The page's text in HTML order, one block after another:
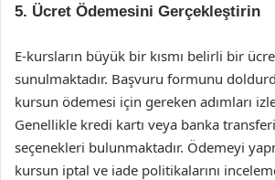
5. Ücret Ödemesini Gerçekleştirin
E-kursların büyük bir kısmı belirli bir
sunulmaktadır. Başvuru formunu
kursun ödemesi için gereken adımları
Genellikle kredi kartı veya banka
seçenekleri bulunmaktadır. Ödemeyi
kursun iptal ve iade politikalarını